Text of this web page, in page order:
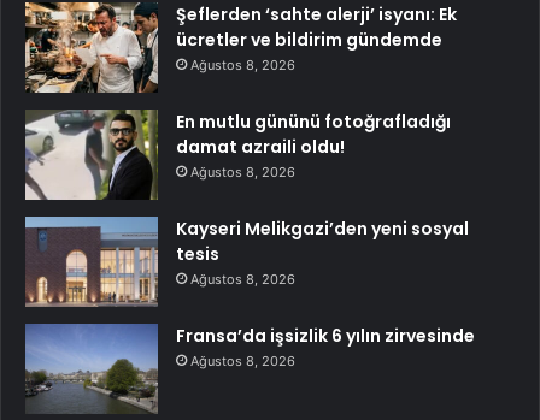
Şeflerden ‘sahte alerji’ isyanı: Ek
ücretler ve bildirim gündemde
Ağustos 8, 2026
En mutlu gününü fotoğrafladığı
damat azraili oldu!
Ağustos 8, 2026
Kayseri Melikgazi’den yeni sosyal
tesis
Ağustos 8, 2026
Fransa’da işsizlik 6 yılın zirvesinde
Ağustos 8, 2026